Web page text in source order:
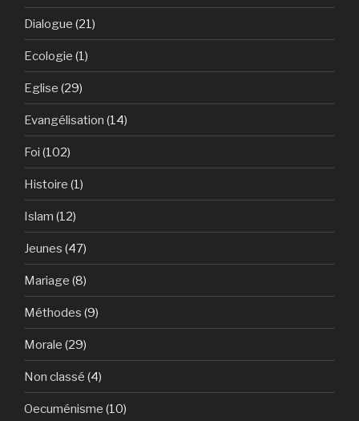
Dialogue (21)
Ecologie (1)
Eglise (29)
Evangélisation (14)
Foi (102)
Histoire (1)
Islam (12)
Jeunes (47)
Mariage (8)
Méthodes (9)
Morale (29)
Non classé (4)
Oecuménisme (10)